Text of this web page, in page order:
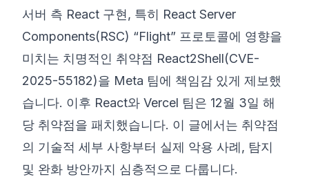
서버 측 React 구현, 특히 React Server
Components(RSC) “Flight” 프로토콜에 영향을
미치는 치명적인 취약점 React2Shell(CVE-
2025-55182)을 Meta 팀에 책임감 있게 제보했
습니다. 이후 React와 Vercel 팀은 12월 3일 해
당 취약점을 패치했습니다. 이 글에서는 취약점
의 기술적 세부 사항부터 실제 악용 사례, 탐지
및 완화 방안까지 심층적으로 다룹니다.